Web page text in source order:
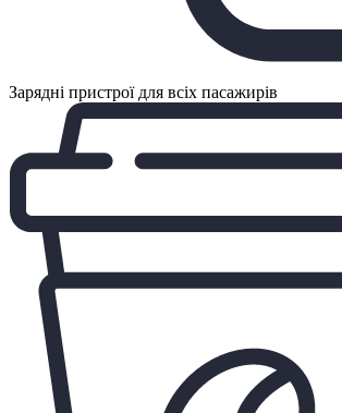
Зарядні пристрої для всіх пасажирів